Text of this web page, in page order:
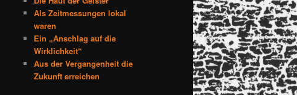
Als Zeitmessungen lokal
waren
Ein „Anschlag auf die
Wirklichkeit“
Aus der Vergangenheit die
Zukunft erreichen